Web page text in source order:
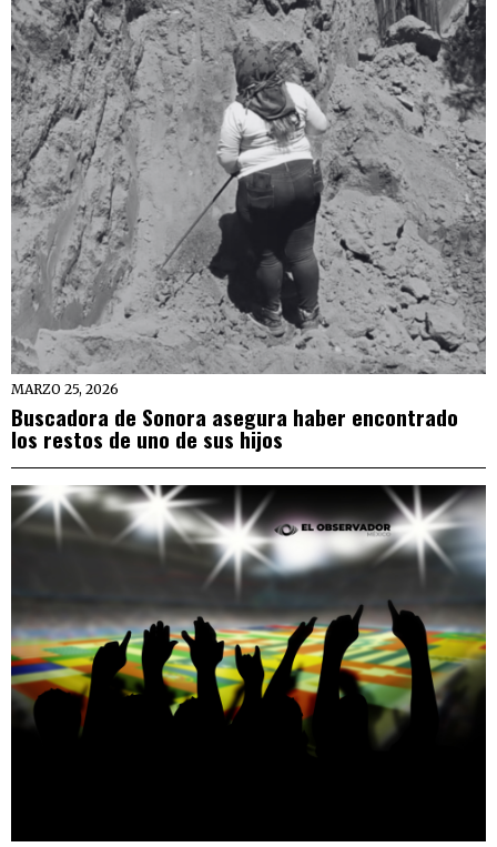
MARZO 25, 2026
Buscadora de Sonora asegura haber encontrado
los restos de uno de sus hijos